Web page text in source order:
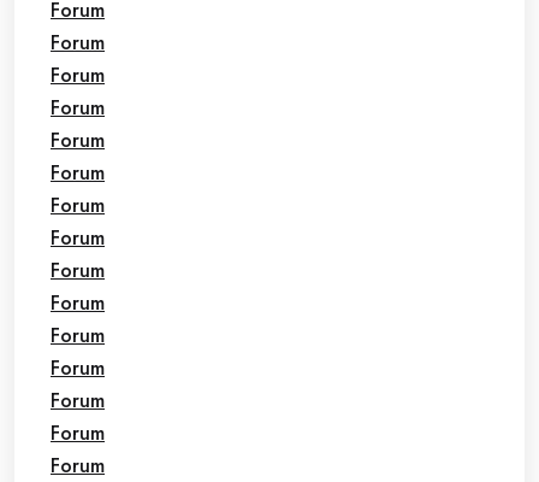
Forum
Forum
Forum
Forum
Forum
Forum
Forum
Forum
Forum
Forum
Forum
Forum
Forum
Forum
Forum